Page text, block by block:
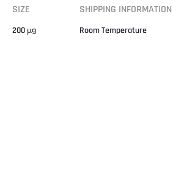
SIZE
200 µg
SHIPPING INFORMATION
Room Temperature